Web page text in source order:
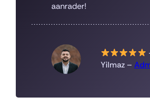
aanrader!
Yilmaz –